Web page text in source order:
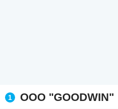
1 ООО "GOODWIN"